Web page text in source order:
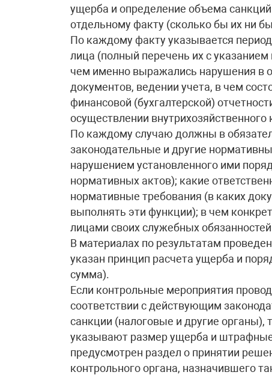
ущерба и определение объема
отдельному факту (сколько бы их ни
По каждому факту указывается
лица (полный перечень их с
чем именно выражались нарушения в
документов, ведении учета, в чем
финансовой (бухгалтерской)
осуществлении внутрихозяйственного
По каждому случаю должны в
законодательные и другие
нарушением установленного ими
нормативных актов); какие
нормативные требования (в каких
выполнять эти функции); в чем
лицами своих служебных
В материалах по результатам
указан принцип расчета ущерба и
сумма).
Если контрольные мероприятия
соответствии с действующим
санкции (налоговые и другие органы),
указывают размер ущерба и
предусмотрен раздел о принятии
контрольного органа, назначившего